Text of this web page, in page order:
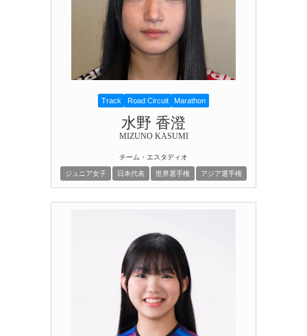
Track Road Circuit Marathon
水野 香澄
MIZUNO KASUMI
チーム・エスタディオ
ジュニア女子 日本代表 世界選手権 アジア選手権